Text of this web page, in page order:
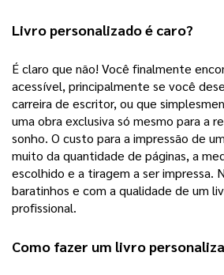
Livro personalizado é caro?
É claro que não! Você finalmente
acessível, principalmente se você
carreira de escritor, ou que
uma obra exclusiva só mesmo para a
sonho. O custo para a impressão de
muito da quantidade de páginas, a
escolhido e a tiragem a ser impressa.
baratinhos e com a qualidade de um
profissional.
Como fazer um livro